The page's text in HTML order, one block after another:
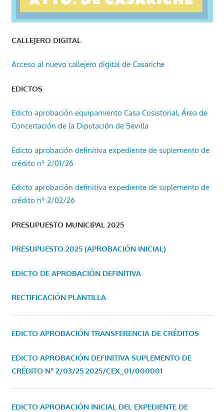
CALLEJERO DIGITAL
Acceso al nuevo callejero digital de Casariche
EDICTOS
Edicto aprobación equipamiento Casa Cosistorial, Área de
Concertación de la Diputación de Sevilla
Edicto aprobación definitiva expediente de suplemento de
crédito nº 2/01/26
Edicto aprobación definitiva expediente de suplemento de
crédito nº 2/02/26
PRESUPUESTO MUNICIPAL 2025
PRESUPUESTO 2025 (APROBACIÓN INICIAL)
EDICTO DE APROBACIÓN DEFINITIVA
RECTIFICACIÓN PLANTILLA
EDICTO APROBACIÓN TRANSFERENCIA DE CRÉDITOS
EDICTO APROBACIÓN DEFINITIVA SUPLEMENTO DE
CRÉDITO Nº 2/03/25 2025/CEX_01/000001
EDICTO APROBACIÓN INICIAL DEL EXPEDIENTE DE